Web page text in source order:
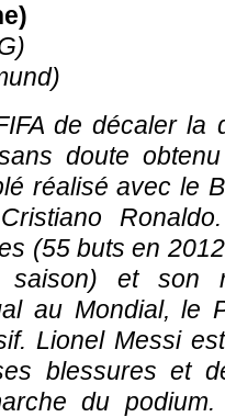
)
de décaler la
doute
réalisé avec le
(55 buts en
saison) et son
au Mondial, le
Lionel Messi
blessures et
du